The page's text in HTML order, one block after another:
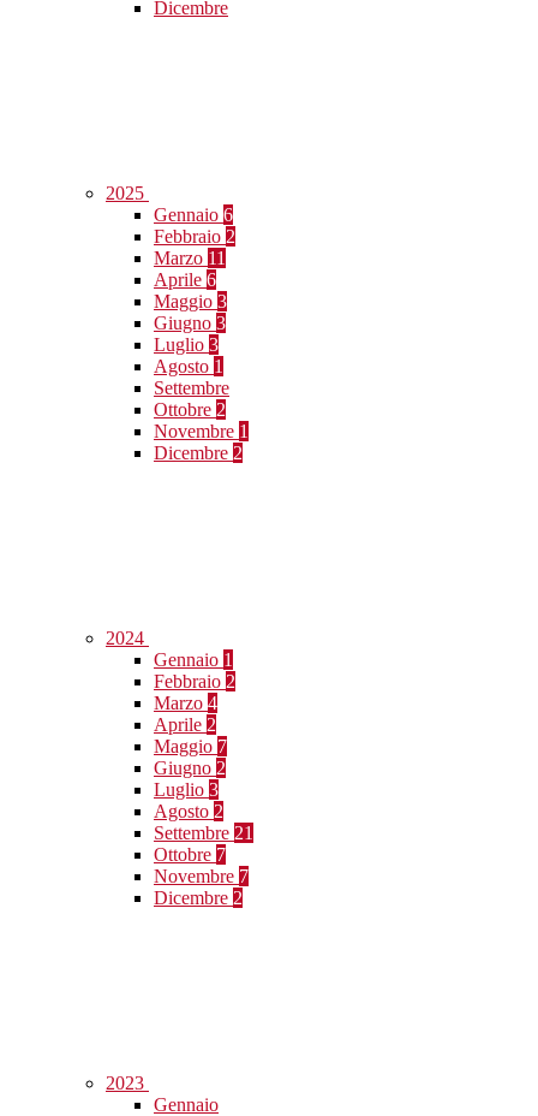
Dicembre
2025
Gennaio 6
Febbraio 2
Marzo 11
Aprile 6
Maggio 3
Giugno 3
Luglio 3
Agosto 1
Settembre
Ottobre 2
Novembre 1
Dicembre 2
2024
Gennaio 1
Febbraio 2
Marzo 4
Aprile 2
Maggio 7
Giugno 2
Luglio 3
Agosto 2
Settembre 21
Ottobre 7
Novembre 7
Dicembre 2
2023
Gennaio